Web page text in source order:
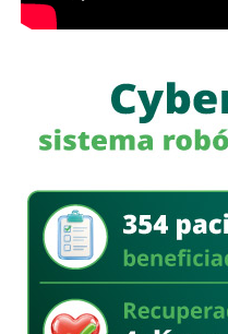
También lee:
movimientos ligados al
será habilitado como
segundo tramo funcionará
La SSPC de la Capital
la FENAPO a planificar
señalización y las
Vial, así como considerar
facilitar la movilidad en